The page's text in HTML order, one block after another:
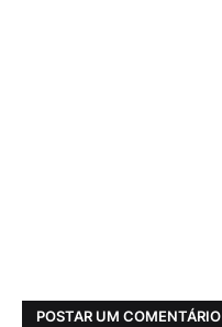
POSTAR UM COMENTÁRIO